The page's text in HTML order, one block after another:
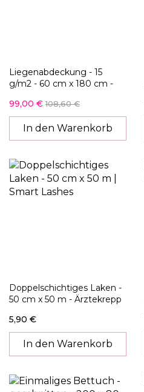
Liegenabdeckung - 15
g/m2 - 60 cm x 180 cm -
Einweg Bettlaken in Rolle
99,00 € 108,60 €
In den Warenkorb
Doppelschichtiges Laken -
50 cm x 50 m - Ärztekrepp
5,90 €
In den Warenkorb